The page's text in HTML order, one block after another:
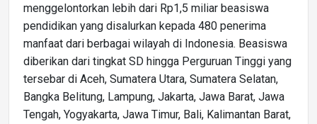
menggelontorkan lebih dari Rp1,5 miliar beasiswa
pendidikan yang disalurkan kepada 480 penerima
manfaat dari berbagai wilayah di Indonesia. Beasiswa
diberikan dari tingkat SD hingga Perguruan Tinggi yang
tersebar di Aceh, Sumatera Utara, Sumatera Selatan,
Bangka Belitung, Lampung, Jakarta, Jawa Barat, Jawa
Tengah, Yogyakarta, Jawa Timur, Bali, Kalimantan Barat,